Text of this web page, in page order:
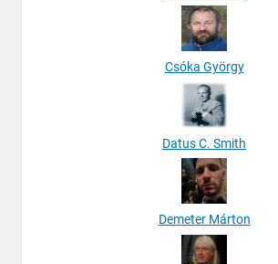
Csóka György
Datus C. Smith
Demeter Márton